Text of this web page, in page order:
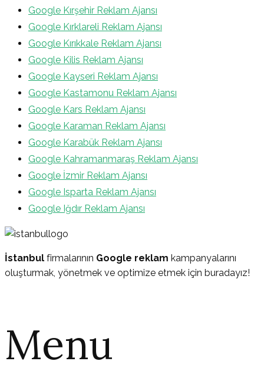
Google Kırşehir Reklam Ajansı
Google Kırklareli Reklam Ajansı
Google Kırıkkale Reklam Ajansı
Google Kilis Reklam Ajansı
Google Kayseri Reklam Ajansı
Google Kastamonu Reklam Ajansı
Google Kars Reklam Ajansı
Google Karaman Reklam Ajansı
Google Karabük Reklam Ajansı
Google Kahramanmaraş Reklam Ajansı
Google İzmir Reklam Ajansı
Google Isparta Reklam Ajansı
Google Iğdır Reklam Ajansı
İstanbul firmalarının Google reklam kampanyalarını
oluşturmak, yönetmek ve optimize etmek için buradayız!
Menu